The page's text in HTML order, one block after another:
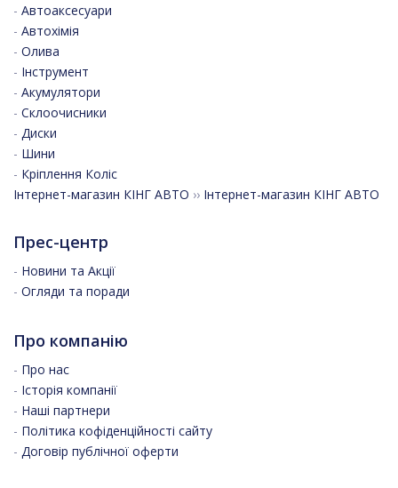
- Автоаксесуари
- Автохімія
- Олива
- Інструмент
- Акумулятори
- Склоочисники
- Диски
- Шини
- Кріплення Коліс
Інтернет-магазин КІНГ АВТО ›› Інтернет-магазин КІНГ АВТО
Прес-центр
- Новини та Акції
- Огляди та поради
Про компанію
- Про нас
- Історія компанії
- Наші партнери
- Політика кофіденційності сайту
- Договір публічної оферти